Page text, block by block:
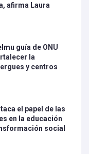
afirma Laura
guía de ONU
la
y centros
el papel de las
en la educación
social